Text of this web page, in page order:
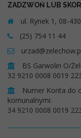
ZADZWOŃ LUB
ul. Rynek 1, 08-
(25) 754 11 44
BS Garwolin O/
32 9210 0008 0019
Numer Konta do
komunalnymi:
34 9210 0008 0019